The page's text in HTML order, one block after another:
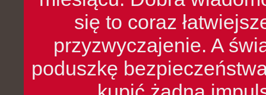
się to coraz
przyzwyczajenie. A
poduszkę